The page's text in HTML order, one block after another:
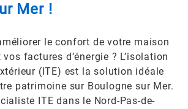
Mer !
le confort de votre maison
factures d’énergie ? L’isolation
(ITE) est la solution idéale
patrimoine sur Boulogne sur Mer.
ITE dans le Nord-Pas-de-